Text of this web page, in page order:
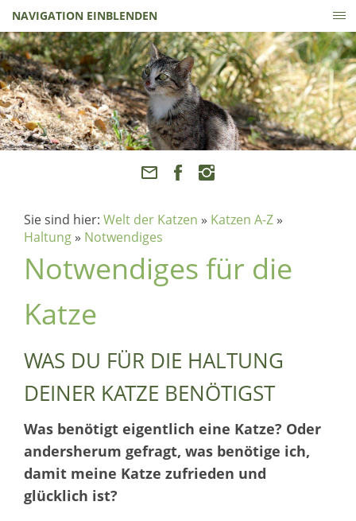
NAVIGATION EINBLENDEN
Sie sind hier: Welt der Katzen » Katzen A-Z »
Haltung » Notwendiges
Notwendiges für die
Katze
WAS DU FÜR DIE HALTUNG
DEINER KATZE BENÖTIGST
Was benötigt eigentlich eine Katze? Oder
andersherum gefragt, was benötige ich,
damit meine Katze zufrieden und
glücklich ist?